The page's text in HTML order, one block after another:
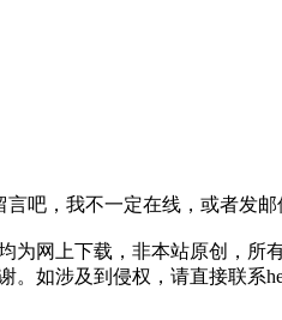
吧，我不一定在线，或者发邮
为网上下载，非本站原创，所
。如涉及到侵权，请直接联系